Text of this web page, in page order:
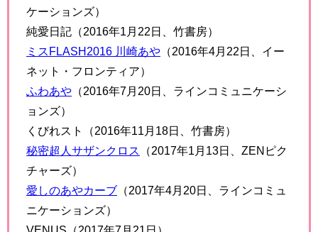
ョン）
川崎あや A＋（2015年3月13日、Aircontrol）
川崎あや A＋2（2015年3月20日、Aircontrol）
はにかみ天使（2015年6月19日、竹書房）
好きです…。（2015年10月20日、ラインコミュニ
ケーションズ）
純愛日記（2016年1月22日、竹書房）
ミスFLASH2016 川崎あや（2016年4月22日、イー
ネット・フロンティア）
ふわあや （2016年7月20日、ラインコミュニケーシ
ョンズ）
くびれスト（2016年11月18日、竹書房）